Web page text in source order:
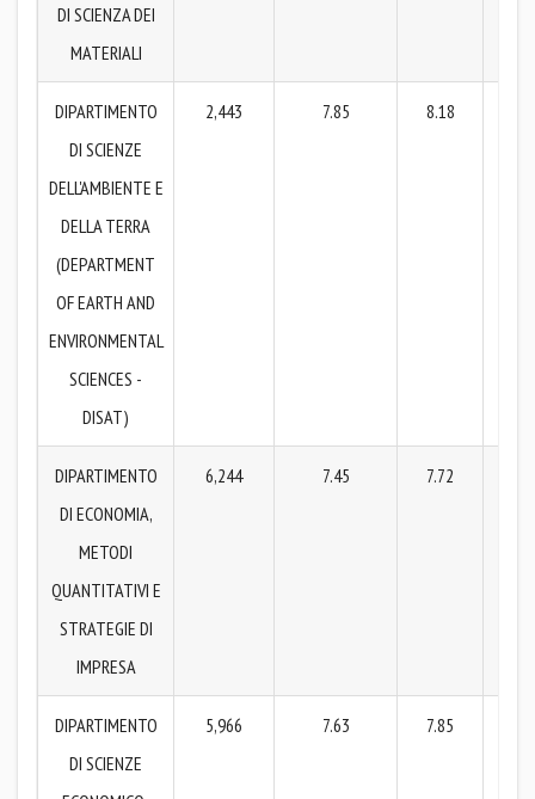
DI SCIENZA DEI
MATERIALI
DIPARTIMENTO
DI SCIENZE
DELL'AMBIENTE E
DELLA TERRA
(DEPARTMENT
OF EARTH AND
ENVIRONMENTAL
SCIENCES -
DISAT)
2,443 7.85 8.18
DIPARTIMENTO
DI ECONOMIA,
METODI
QUANTITATIVI E
STRATEGIE DI
IMPRESA
6,244 7.45 7.72
DIPARTIMENTO
DI SCIENZE
5,966 7.63 7.85